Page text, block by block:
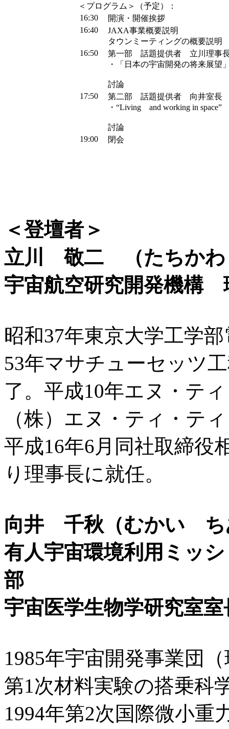
＜プログラム＞（予定）：
16:30
開演・開催挨拶
16:40
JAXA事業概要説明
タウンミーティングの概要説明
16:50
第一部 話題提供者 立川理事
・「日本の宇宙開発の将来展望
討論
17:50
第二部 話題提供者 向井室長
・“Living and working in space”
討論
19:00
閉会
＜登壇者＞
立川 敬二 （たちか
宇宙航空研究開発機構
昭和37年東京大学工学
53年マサチューセッツ
了。平成10年エヌ・テ
（株）エヌ・ティ・テ
平成16年6月同社取締役
り理事長に就任。
向井 千秋（むかい ち
有人宇宙環境利用ミッ
部
宇宙医学生物学研究室
1985年宇宙開発事業団
第1次材料実験の搭乗科
1994年第2次国際微小重